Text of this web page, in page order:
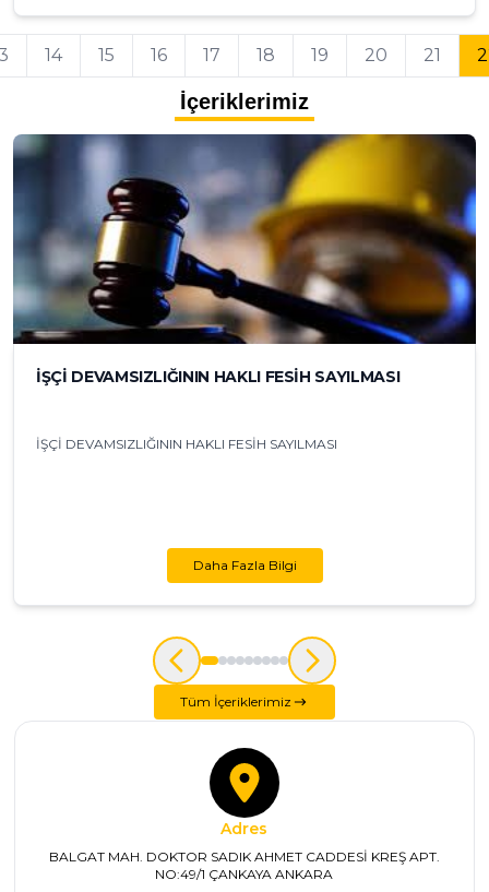
14 15 16 17 18 19 20 21
İçeriklerimiz
İŞÇİ DEVAMSIZLIĞININ HAKLI FESİH SAYILMASI
İŞÇİ DEVAMSIZLIĞININ HAKLI FESİH SAYILMASI
Daha Fazla Bilgi
Tüm İçeriklerimiz
Adres
BALGAT MAH. DOKTOR SADIK AHMET CADDESİ KREŞ APT.
NO:49/1 ÇANKAYA ANKARA